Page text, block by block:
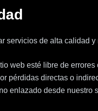
servicios de alta calidad
web esté libre de errores
pérdidas directas o
enlazado desde nuestro